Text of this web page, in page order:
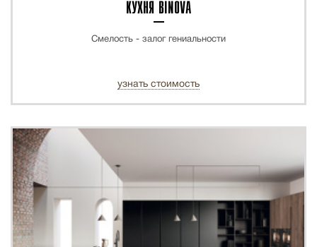
КУХНЯ BINOVA
Смелость - залог гениальности
узнать стоимость